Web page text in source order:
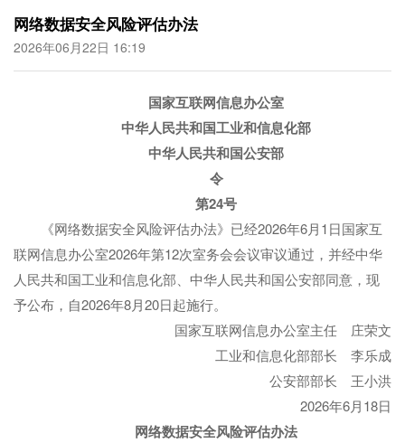
网络数据安全风险评估办法
2026年06月22日 16:19
国家互联网信息办公室
中华人民共和国工业和信息化部
中华人民共和国公安部
令
第24号
《网络数据安全风险评估办法》已经2026年6月1日国家互
联网信息办公室2026年第12次室务会会议审议通过，并经中华
人民共和国工业和信息化部、中华人民共和国公安部同意，现
予公布，自2026年8月20日起施行。
国家互联网信息办公室主任 庄荣文
工业和信息化部部长 李乐成
公安部部长 王小洪
2026年6月18日
网络数据安全风险评估办法